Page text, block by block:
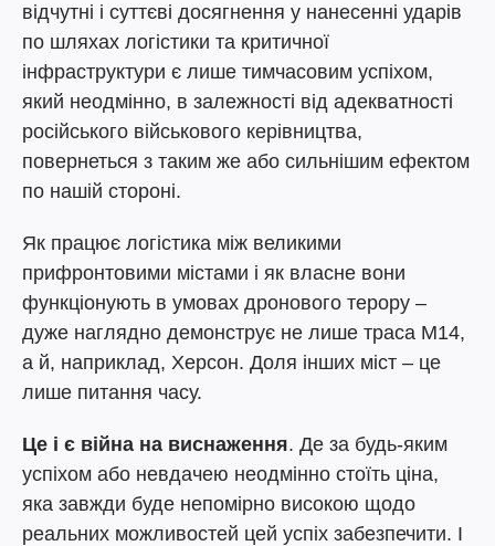
відчутні і суттєві досягнення у нанесенні ударів
по шляхах логістики та критичної
інфраструктури є лише тимчасовим успіхом,
який неодмінно, в залежності від адекватності
російського військового керівництва,
повернеться з таким же або сильнішим ефектом
по нашій стороні.
Як працює логістика між великими
прифронтовими містами і як власне вони
функціонують в умовах дронового терору –
дуже наглядно демонструє не лише траса М14,
а й, наприклад, Херсон. Доля інших міст – це
лише питання часу.
Це і є війна на виснаження. Де за будь-яким
успіхом або невдачею неодмінно стоїть ціна,
яка завжди буде непомірно високою щодо
реальних можливостей цей успіх забезпечити. І